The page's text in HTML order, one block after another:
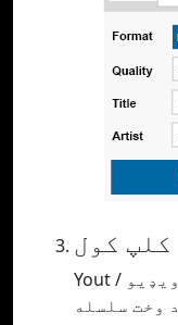
کلپ کول
Yout تاسو ته اجازه درکوي خپل ویډیو /
وخت سلسله